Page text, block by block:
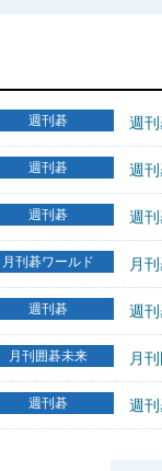
週刊碁 週
週刊碁 週
週刊碁 週
月刊碁ワールド 月
週刊碁 週
月刊囲碁未来 月
週刊碁 週